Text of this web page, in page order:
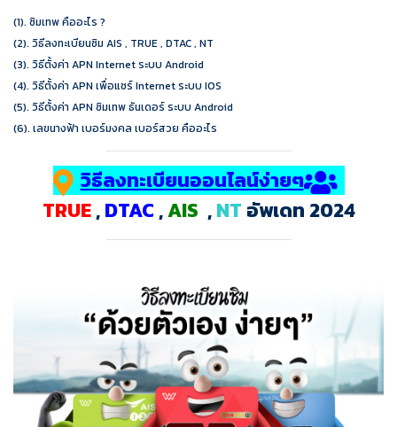
(1). ซิมเทพ คืออะไร ?
(2). วิธีลงทะเบียนซิม AIS , TRUE , DTAC , NT
(3). วิธีตั้งค่า APN Internet ระบบ Android
(4). วิธีตั้งค่า APN เพื่อแชร์ Internet ระบบ IOS
(5). วิธีตั้งค่า APN ซิมเทพ ธันเดอร์ ระบบ Android
(6). เลขนางฟ้า เบอร์มงคล เบอร์สวย คืออะไร
วิธีลงทะเบียนออนไลน์ง่ายๆ
TRUE,DTAC,AIS ,NT อัพเดท 2024